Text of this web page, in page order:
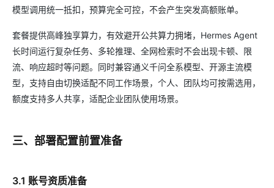
模型调用统一抵扣，预算完全可控，不会产生突发高额账单。
套餐提供高峰独享算力，有效避开公共算力拥堵，Hermes Agent
长时间运行复杂任务、多轮推理、全网检索时不会出现卡顿、限
流、响应超时等问题。同时兼容通义千问全系模型、开源主流模
型，支持自由切换适配不同工作场景，个人、团队均可按需选用，
额度支持多人共享，适配企业团队使用场景。
三、部署配置前置准备
3.1 账号资质准备